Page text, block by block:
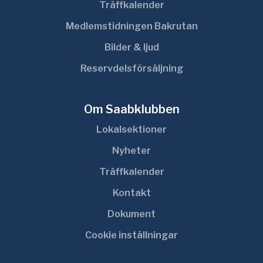
Träffkalender
Medlemstidningen Bakrutan
Bilder & ljud
Reservdelsförsäljning
Om Saabklubben
Lokalsektioner
Nyheter
Träffkalender
Kontakt
Dokument
Cookie inställningar